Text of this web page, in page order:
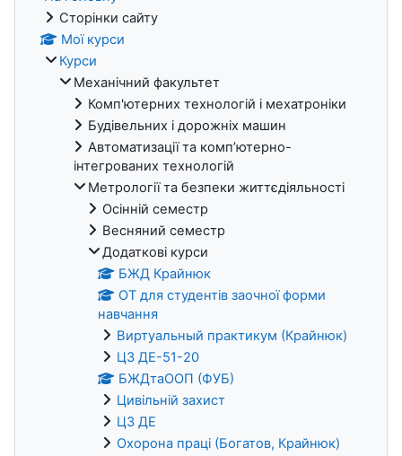
Сторінки сайту
Мої курси
Курси
Механічний факультет
Комп'ютерних технологій і мехатроніки
Будівельних і дорожніх машин
Автоматизації та комп’ютерно-
інтегрованих технологій
Метрології та безпеки життєдіяльності
Осінній семестр
Весняний семестр
Додаткові курси
БЖД Крайнюк
ОТ для студентів заочної форми
навчання
Виртуальный практикум (Крайнюк)
ЦЗ ДЕ-51-20
БЖДтаООП (ФУБ)
Цивільній захист
ЦЗ ДЕ
Охорона праці (Богатов, Крайнюк)